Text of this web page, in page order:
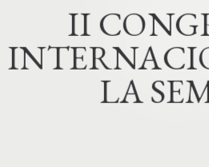
IICONG
INTERNACI
LASE